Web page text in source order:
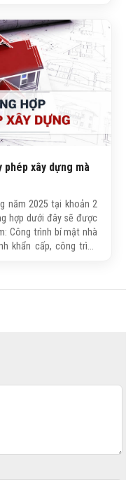
tiên, phần nâng cao
xây dựng mà
năm 2025 tại khoản 2
hợp dưới đây sẽ được
Công trình bí mật nhà
khẩn cấp, công trình
trình hạ tầng kỹ thuật